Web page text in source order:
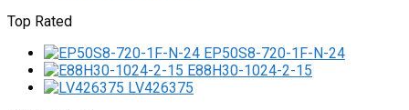
Top Rated
EP50S8-720-1F-N-24
E88H30-1024-2-15
LV426375